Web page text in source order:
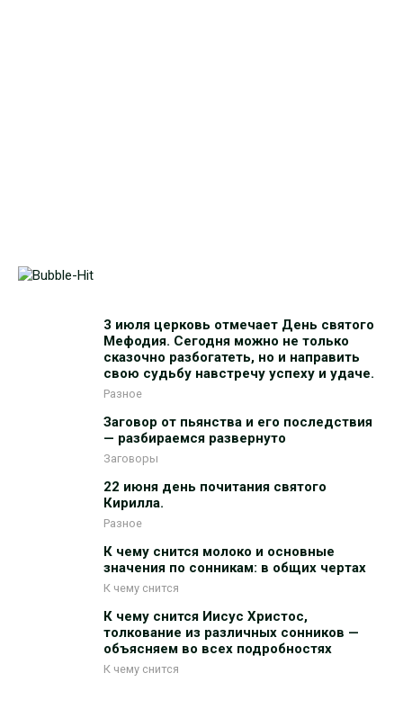
3 июля церковь отмечает День святого
Мефодия. Сегодня можно не только
сказочно разбогатеть, но и направить
свою судьбу навстречу успеху и удаче.
Разное
Заговор от пьянства и его последствия
— разбираемся развернуто
Заговоры
22 июня день почитания святого
Кирилла.
Разное
К чему снится молоко и основные
значения по сонникам: в общих чертах
К чему снится
К чему снится Иисус Христос,
толкование из различных сонников —
объясняем во всех подробностях
К чему снится